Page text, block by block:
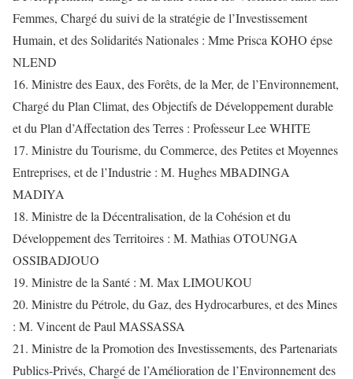
Femmes, Chargé du suivi de la stratégie de l’Investissement
Humain, et des Solidarités Nationales : Mme Prisca KOHO épse
NLEND
16. Ministre des Eaux, des Forêts, de la Mer, de l’Environnement,
Chargé du Plan Climat, des Objectifs de Développement durable
et du Plan d’Affectation des Terres : Professeur Lee WHITE
17. Ministre du Tourisme, du Commerce, des Petites et Moyennes
Entreprises, et de l’Industrie : M. Hughes MBADINGA
MADIYA
18. Ministre de la Décentralisation, de la Cohésion et du
Développement des Territoires : M. Mathias OTOUNGA
OSSIBADJOUO
19. Ministre de la Santé : M. Max LIMOUKOU
20. Ministre du Pétrole, du Gaz, des Hydrocarbures, et des Mines
: M. Vincent de Paul MASSASSA
21. Ministre de la Promotion des Investissements, des Partenariats
Publics-Privés, Chargé de l’Amélioration de l’Environnement des